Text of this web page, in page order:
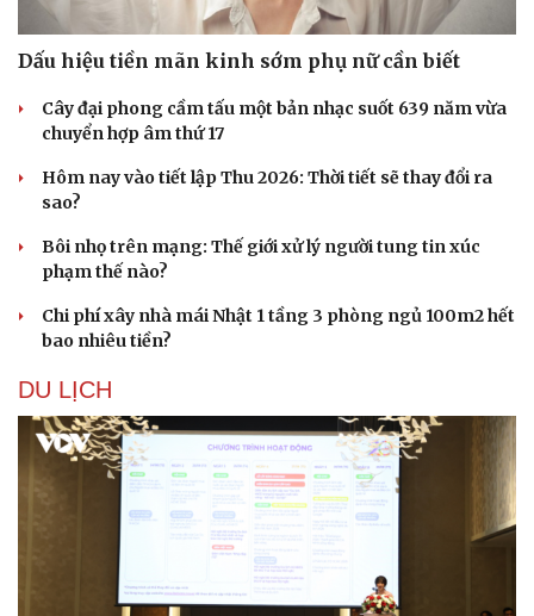
Dinh dưỡng - món ngon
Sản phụ khoa
Đời sống
Nhà đẹp
Tình yêu - Gia đình
Dấu hiệu tiền mãn kinh sớm phụ nữ cần biết
Cây đại phong cầm tấu một bản nhạc suốt 639 năm vừa
chuyển hợp âm thứ 17
Hôm nay vào tiết lập Thu 2026: Thời tiết sẽ thay đổi ra
sao?
Bôi nhọ trên mạng: Thế giới xử lý người tung tin xúc
phạm thế nào?
Chi phí xây nhà mái Nhật 1 tầng 3 phòng ngủ 100m2 hết
bao nhiêu tiền?
DU LỊCH